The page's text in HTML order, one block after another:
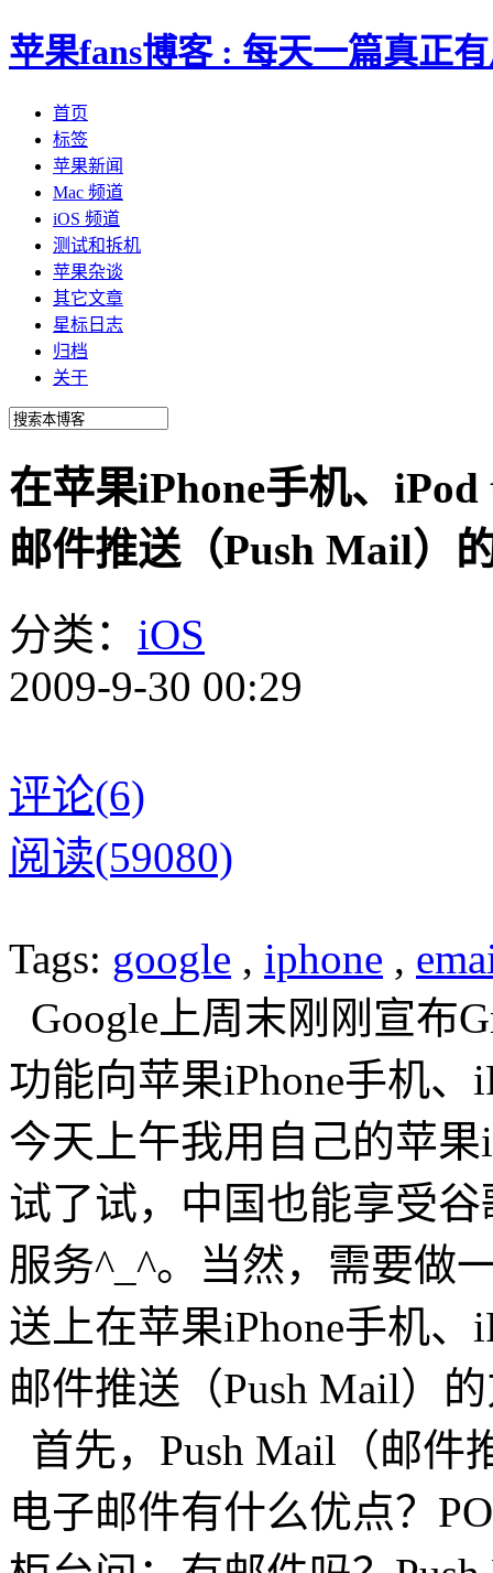
苹果fans博客 : 每天一篇真正
首页
标签
苹果新闻
Mac 频道
iOS 频道
测试和拆机
苹果杂谈
其它文章
星标日志
归档
关于
在苹果iPhone手机、
邮件推送（Push Mail）
分类： iOS
2009-9-30 00:29
评论(6)
阅读(59080)
Tags: google , iphone ,
Google上周末刚刚宣布
功能向苹果iPhone手机
今天上午我用自己的苹果
试了试，中国也能享受
服务^_^。当然，需要做
送上在苹果iPhone手机、
邮件推送（Push Mail）
首先，Push Mail（邮件
电子邮件有什么优点？